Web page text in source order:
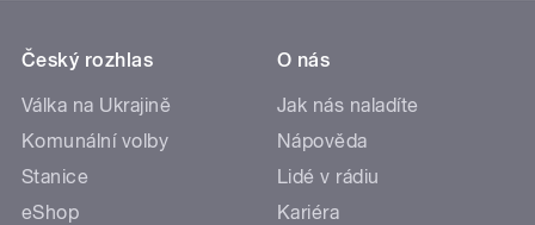
Český rozhlas
Válka na Ukrajině
Komunální volby
Stanice
eShop
O nás
Jak nás naladíte
Nápověda
Lidé v rádiu
Kariéra